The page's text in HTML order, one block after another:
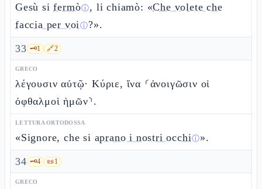
Gesù sifermòⓘ, li chiamò: «Che volete che
faccia per voiⓘ?».
33 🗝️1 🔗2
GRECO
λέγουσιν αὐτῷ· Κύριε, ἵνα ⸂ἀνοιγῶσιν οἱ
ὀφθαλμοὶ ἡμῶν⸃.
LETTURA ORTODOSSA
«Signore, che si aprano i nostri occhiⓘ».
34 🗝️4 📜1
GRECO